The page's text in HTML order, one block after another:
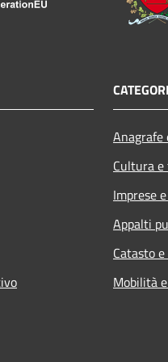
Cultura
Imprese
Appalti
Catasto
Mobilità